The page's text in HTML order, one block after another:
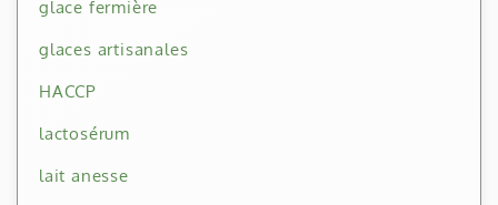
glace fermière
glaces artisanales
HACCP
lactosérum
lait anesse